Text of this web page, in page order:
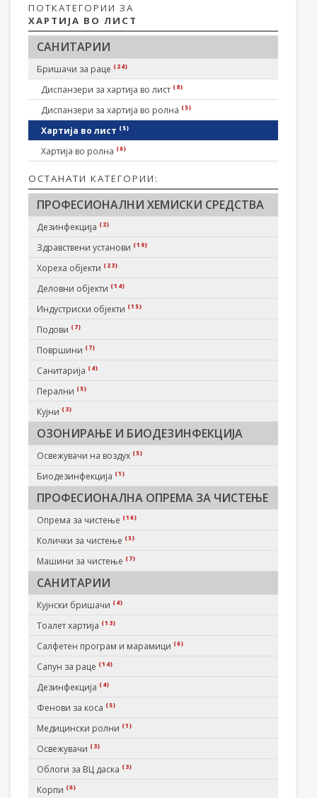
ПОТКАТЕГОРИИ ЗА
ХАРТИЈА ВО ЛИСТ
САНИТАРИИ
Бришачи за раце (24)
Диспанзери за хартија во лист (8)
Диспанзери за хартија во ролна (5)
Хартија во лист (5)
Хартија во ролна (6)
ОСТАНАТИ КАТЕГОРИИ:
ПРОФЕСИОНАЛНИ ХЕМИСКИ СРЕДСТВА
Дезинфекција (2)
Здравствени установи (19)
Хореха објекти (23)
Деловни објекти (14)
Индустриски објекти (15)
Подови (7)
Површини (7)
Санитарија (4)
Перални (5)
Кујни (3)
ОЗОНИРАЊЕ И БИОДЕЗИНФЕКЦИЈА
Освежувачи на воздух (5)
Биодезинфекција (1)
ПРОФЕСИОНАЛНА ОПРЕМА ЗА ЧИСТЕЊЕ
Опрема за чистење (16)
Колички за чистење (5)
Машини за чистење (7)
САНИТАРИИ
Кујнски бришачи (4)
Тоалет хартија (13)
Салфетен програм и марамици (6)
Сапун за раце (14)
Дезинфекција (4)
Фенови за коса (5)
Медицински ролни (1)
Освежувачи (3)
Облоги за ВЦ даска (3)
Корпи (6)